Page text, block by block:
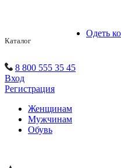
Каталог
Одеть
8 800 555 35 45
Вход
Регистрация
Женщинам
Мужчинам
Обувь